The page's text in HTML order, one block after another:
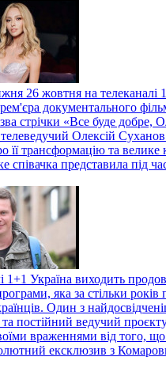
26 жовтня на телеканалі
документального
стрічки «Все буде добре,
Олексій
її трансформацію та
співачка представила під
1+1 Україна виходить
яка за стільки
Один з
та постійний ведучий
враженнями від того,
ексклюзив з